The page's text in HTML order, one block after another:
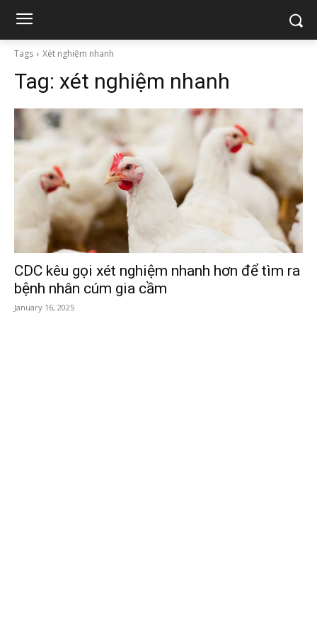
Tags Xét nghiệm nhanh
Tag: xét nghiệm nhanh
CDC kêu gọi xét nghiệm nhanh hơn để tìm ra
bệnh nhân cúm gia cầm
January 16, 2025